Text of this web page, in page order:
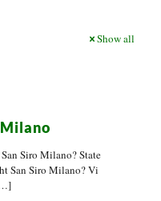
Show all
Siro Milano? State
San Siro Milano? Vi